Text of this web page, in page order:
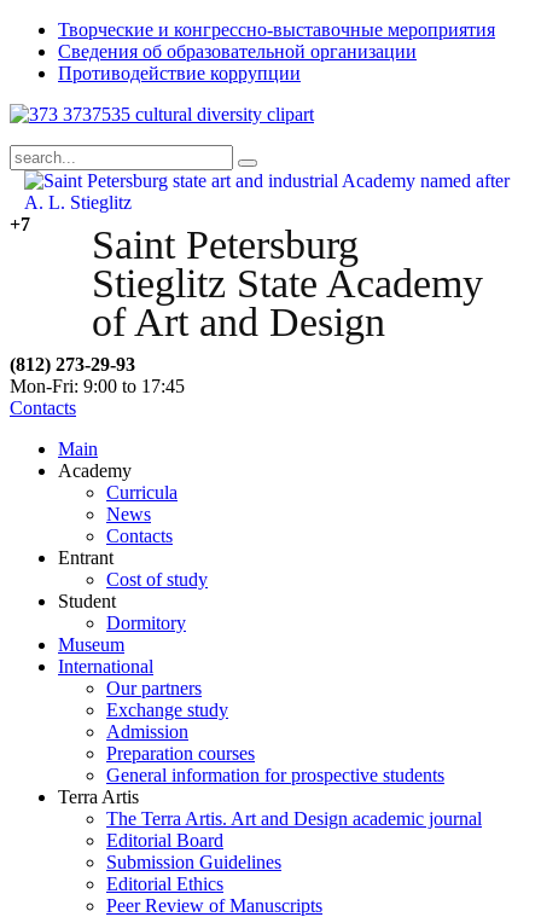
Творческие и конгрессно-выставочные мероприятия
Сведения об образовательной организации
Противодействие коррупции
Saint Petersburg
Stieglitz State Academy
of Art and Design
+7
(812) 273-29-93
Mon-Fri: 9:00 to 17:45
Contacts
Main
Academy
Curricula
News
Contacts
Entrant
Cost of study
Student
Dormitory
Museum
International
Our partners
Exchange study
Admission
Preparation courses
General information for prospective students
Terra Artis
The Terra Artis. Art and Design academic journal
Editorial Board
Submission Guidelines
Editorial Ethics
Peer Review of Manuscripts